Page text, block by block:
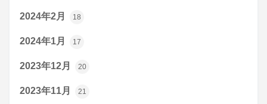
2024年2月 18
2024年1月 17
2023年12月 20
2023年11月 21